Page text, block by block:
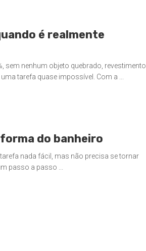
é realmente
sem nenhum objeto quebrado, revestimento
tarefa quase impossível. Com a ...
do banheiro
nada fácil, mas não precisa se tornar
passo a passo ...